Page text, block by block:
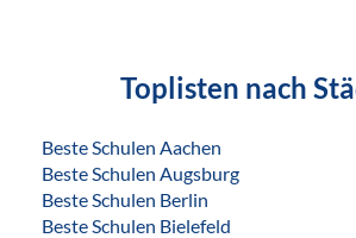
Toplisten nach
Beste Schulen Aachen
Beste Schulen Augsburg
Beste Schulen Berlin
Beste Schulen Bielefeld